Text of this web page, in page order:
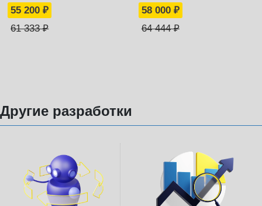
55 200₽
61 333₽
58 000 ₽
64 444₽
Другие разработки